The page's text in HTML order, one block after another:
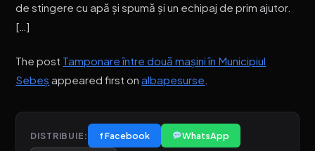
de stingere cu apă și spumă și un echipaj de prim ajutor.
[…]
The post Tamponare între două mașini în Municipiul
Sebeș appeared first onalbapesurse
DISTRIBUIE: f Facebook WhatsApp